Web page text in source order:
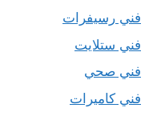
فني رسيفرات
فني ستلايت
فني صحي
فني كاميرات